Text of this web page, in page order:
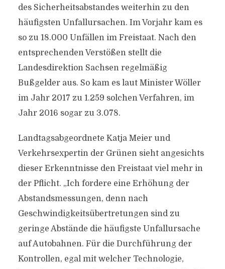
des Sicherheitsabstandes weiterhin zu den
häufigsten Unfallursachen. Im Vorjahr kam es
so zu 18.000 Unfällen im Freistaat. Nach den
entsprechenden Verstößen stellt die
Landesdirektion Sachsen regelmäßig
Bußgelder aus. So kam es laut Minister Wöller
im Jahr 2017 zu 1.259 solchen Verfahren, im
Jahr 2016 sogar zu 3.078.
Landtagsabgeordnete Katja Meier und
Verkehrsexpertin der Grünen sieht angesichts
dieser Erkenntnisse den Freistaat viel mehr in
der Pflicht. „Ich fordere eine Erhöhung der
Abstandsmessungen, denn nach
Geschwindigkeitsübertretungen sind zu
geringe Abstände die häufigste Unfallursache
auf Autobahnen. Für die Durchführung der
Kontrollen, egal mit welcher Technologie,